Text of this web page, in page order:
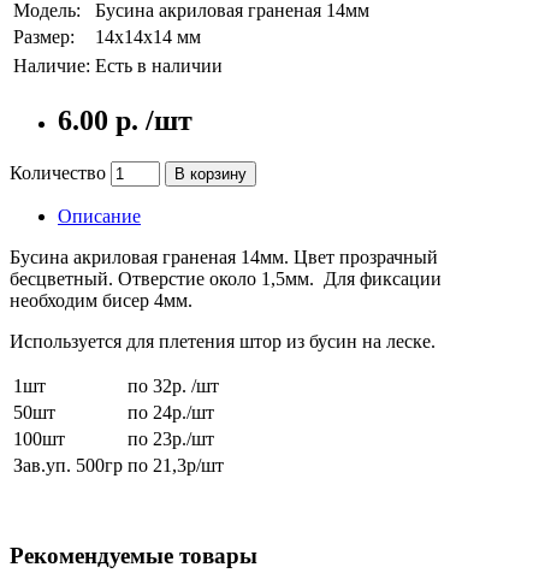
Модель:
Бусина акриловая граненая 14мм
Размер:
14x14x14 мм
Наличие: Есть в наличии
6.00 р. /шт
Количество В корзину
Описание
Бусина акриловая граненая 14мм. Цвет прозрачный
бесцветный. Отверстие около 1,5мм. Для фиксации
необходим бисер 4мм.
Используется для плетения штор из бусин на леске.
1шт
по 32р. /шт
50шт
по 24р./шт
100шт
по 23р./шт
Зав.уп. 500гр по 21,3р/шт
Рекомендуемые товары